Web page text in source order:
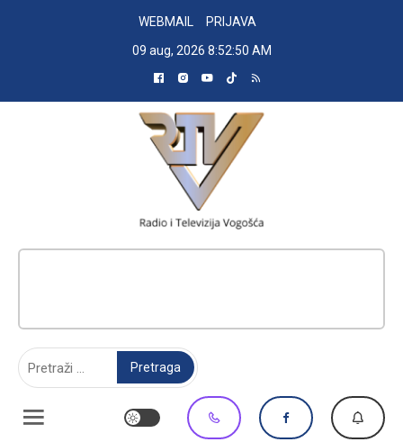
WEBMAIL
PRIJAVA
09 aug, 2026 8:52:51 AM